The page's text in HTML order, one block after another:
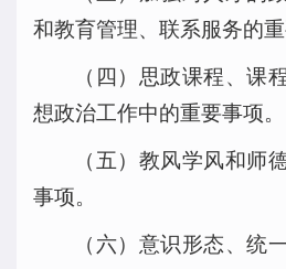
和教育管理、联系服务的重
（四）思政课程、课
想政治工作中的重要事项。
（五）教风学风和师
事项。
（六）意识形态、统